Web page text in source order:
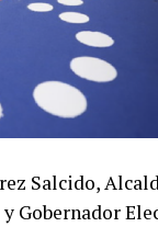
Salcido,
Gobernador